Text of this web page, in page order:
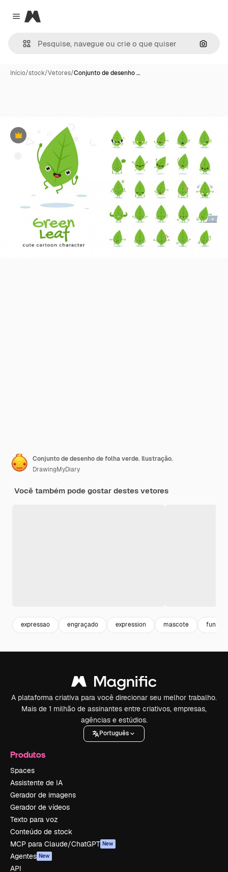
Close menu
Magnific
Início/stock/Vetores/Conjunto de desenho …
Premium
Conjunto de desenho de folha verde. Ilustração.
DrawingMyDiary
Você também pode gostar destes vetores
expressao engraçado expression mascote funny
A plataforma criativa para você direcionar seu melhor trabalho.
Mais de 1 milhão de assinantes entre criativos, empresas,
agências e estúdios.
Português
Produtos
Spaces
Assistente de IA
Gerador de imagens
Gerador de vídeos
Texto para voz
Conteúdo de stock
MCP para Claude/ChatGPT New
Agentes New
API